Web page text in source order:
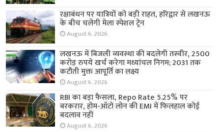
रक्षाबंधन पर यात्रियों को बड़ी राहत, हरिद्वार से लखनऊ
के बीच चलेगी मेला स्पेशल ट्रेन
August 6, 2026
लखनऊ में बिजली व्यवस्था की बदलेगी तस्वीर, 2500
करोड़ रुपये खर्च करेगा मध्यांचल निगम; 2031 तक
कटौती मुक्त आपूर्ति का लक्ष्य
August 6, 2026
RBI का बड़ा फैसला, Repo Rate 5.25% पर
बरकरार, होम-ऑटो लोन की EMI में फिलहाल कोई
बदलाव नहीं
August 6, 2026